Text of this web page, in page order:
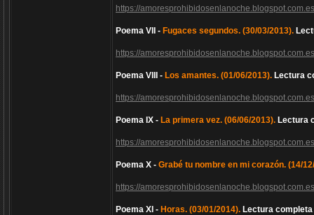
https://
Poema VII - Fugaces segundos. (30/03/2013).
https://
Poema VIII - Los amantes. (01/06/2013). Lectura
https://
Poema IX - La primera vez. (06/06/2013). Lectura
https://
Poema X - Grabé tu nombre en mi corazón. (14/
https://
Poema XI - Horas. (03/01/2014). Lectura